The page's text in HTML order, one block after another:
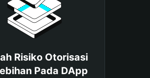
Risiko Otorisasi
Pada DApp